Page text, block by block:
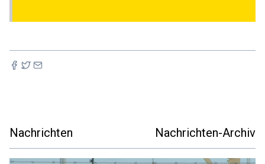
Nachrichten Nachrichten-Archiv